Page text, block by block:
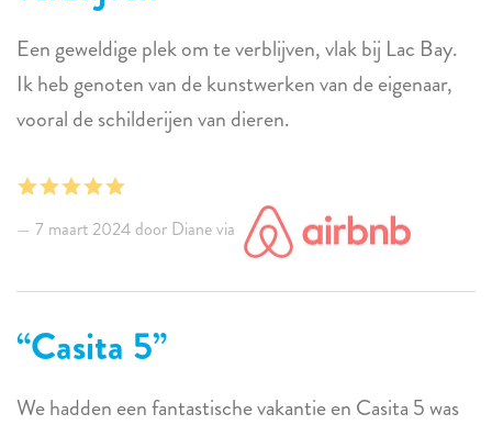
Een geweldige plek om te verblijven, vlak bij Lac Bay.
Ik heb genoten van de kunstwerken van de eigenaar,
vooral de schilderijen van dieren.
7 maart 2024 door Diane via
Casita 5
We hadden een fantastische vakantie en Casita 5 was